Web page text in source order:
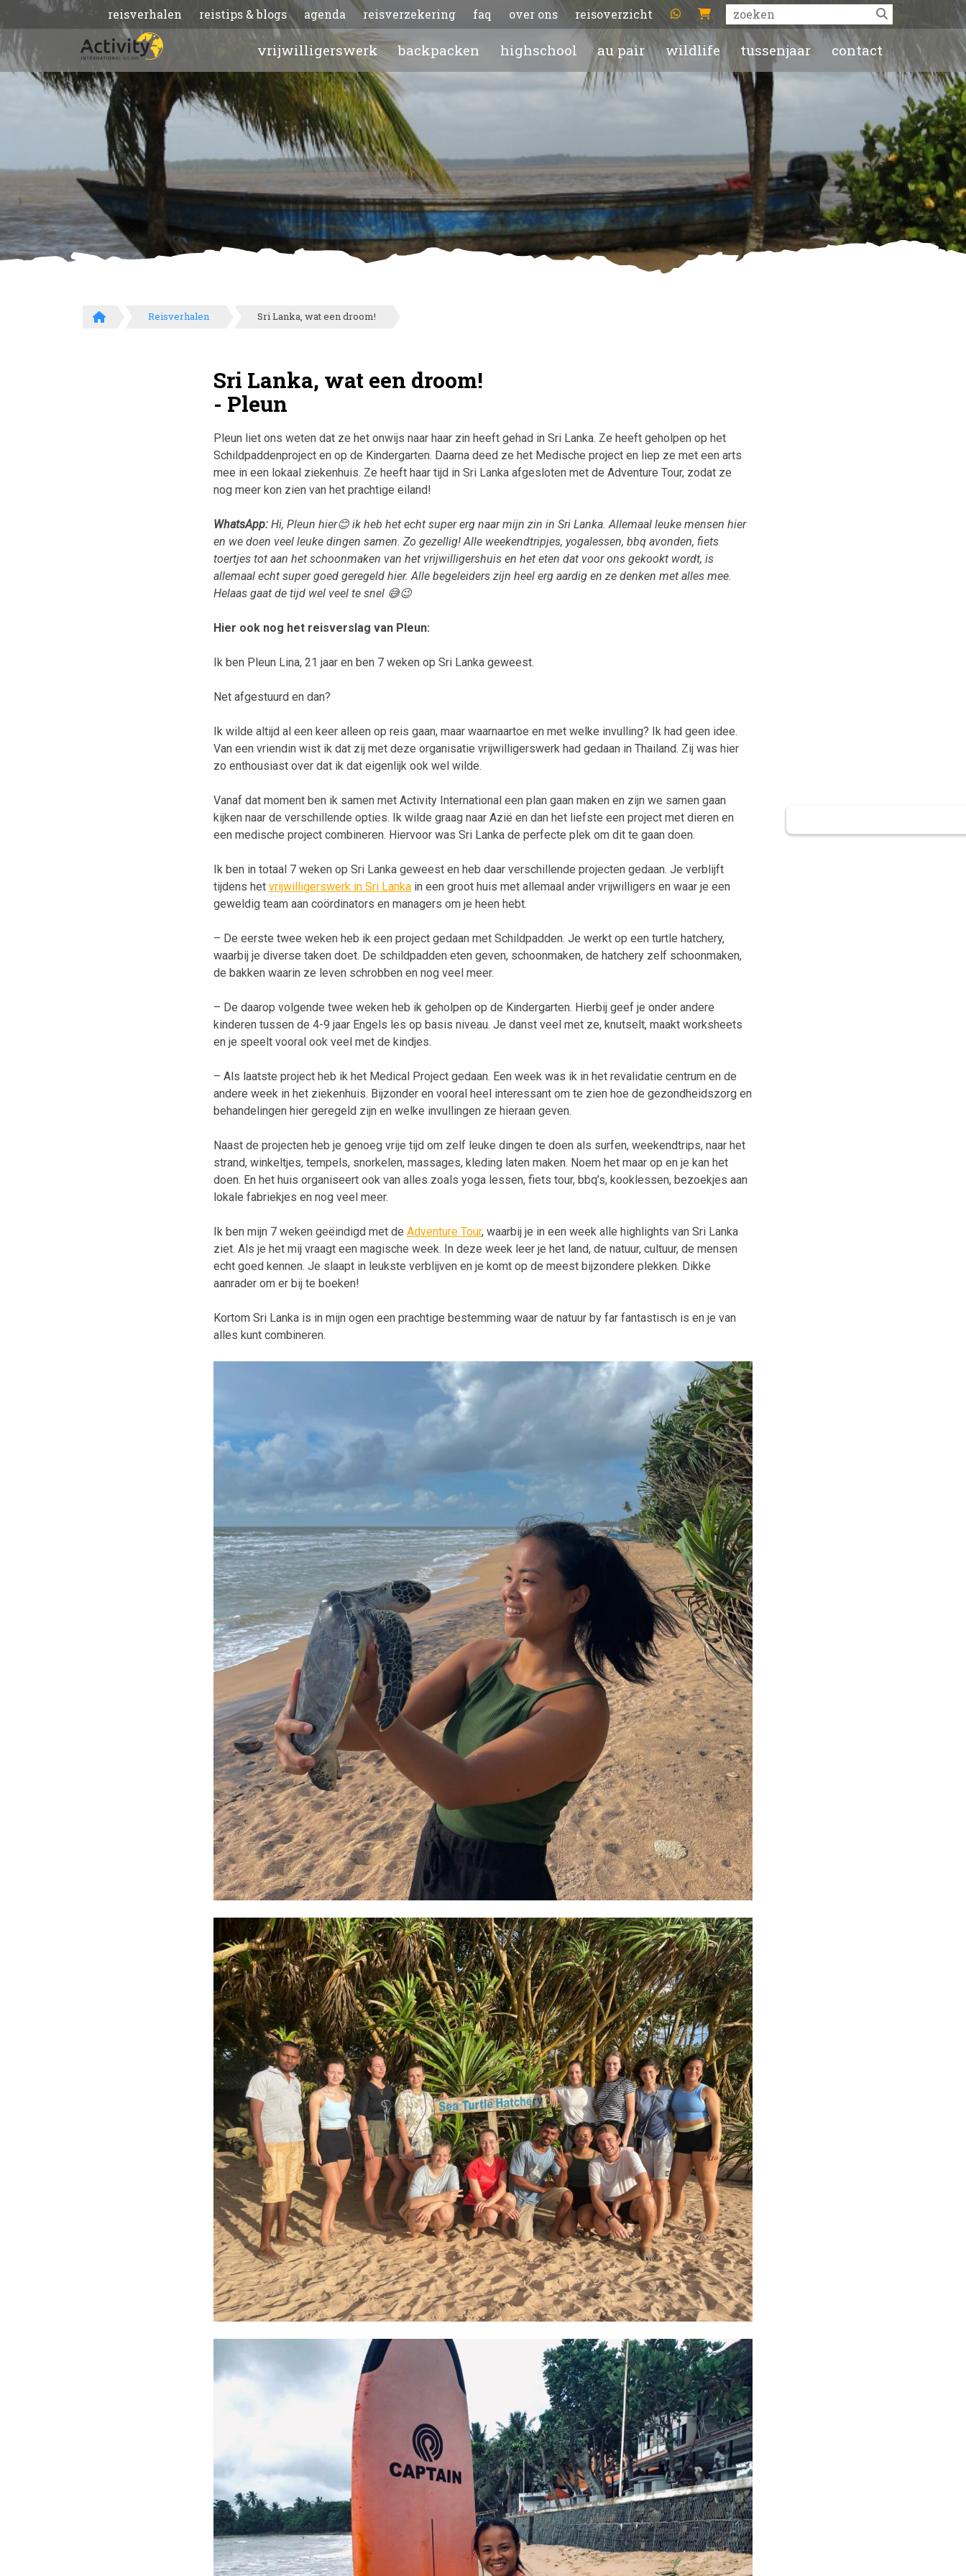
reisverhalen reistips & blogs agenda reisverzekering faq over ons reisoverzicht
vrijwilligerswerk backpacken highschool au pair wildlife tussenjaar contact
Reisverhalen Sri Lanka, wat een droom!
Sri Lanka, wat een droom!
- Pleun
Pleun liet ons weten dat ze het onwijs naar haar zin heeft gehad in Sri Lanka. Ze heeft geholpen op het
Schildpaddenproject en op de Kindergarten. Daarna deed ze het Medische project en liep ze met een arts
mee in een lokaal ziekenhuis. Ze heeft haar tijd in Sri Lanka afgesloten met de Adventure Tour, zodat ze
nog meer kon zien van het prachtige eiland!
WhatsApp: Hi, Pleun hier😊 ik heb het echt super erg naar mijn zin in Sri Lanka. Allemaal leuke mensen hier
en we doen veel leuke dingen samen. Zo gezellig! Alle weekendtripjes, yogalessen, bbq avonden, fiets
toertjes tot aan het schoonmaken van het vrijwilligershuis en het eten dat voor ons gekookt wordt, is
allemaal echt super goed geregeld hier. Alle begeleiders zijn heel erg aardig en ze denken met alles mee.
Helaas gaat de tijd wel veel te snel 😅😉
Hier ook nog het reisverslag van Pleun:
Ik ben Pleun Lina, 21 jaar en ben 7 weken op Sri Lanka geweest.
Net afgestuurd en dan?
Ik wilde altijd al een keer alleen op reis gaan, maar waarnaartoe en met welke invulling? Ik had geen idee.
Van een vriendin wist ik dat zij met deze organisatie vrijwilligerswerk had gedaan in Thailand. Zij was hier
zo enthousiast over dat ik dat eigenlijk ook wel wilde.
Vanaf dat moment ben ik samen met Activity International een plan gaan maken en zijn we samen gaan
kijken naar de verschillende opties. Ik wilde graag naar Azië en dan het liefste een project met dieren en
een medische project combineren. Hiervoor was Sri Lanka de perfecte plek om dit te gaan doen.
Ik ben in totaal 7 weken op Sri Lanka geweest en heb daar verschillende projecten gedaan. Je verblijft
tijdens het vrijwilligerswerk in Sri Lanka in een groot huis met allemaal ander vrijwilligers en waar je een
geweldig team aan coördinators en managers om je heen hebt.
– De eerste twee weken heb ik een project gedaan met Schildpadden. Je werkt op een turtle hatchery,
waarbij je diverse taken doet. De schildpadden eten geven, schoonmaken, de hatchery zelf schoonmaken,
de bakken waarin ze leven schrobben en nog veel meer.
– De daarop volgende twee weken heb ik geholpen op de Kindergarten. Hierbij geef je onder andere
kinderen tussen de 4-9 jaar Engels les op basis niveau. Je danst veel met ze, knutselt, maakt worksheets
en je speelt vooral ook veel met de kindjes.
– Als laatste project heb ik het Medical Project gedaan. Een week was ik in het revalidatie centrum en de
andere week in het ziekenhuis. Bijzonder en vooral heel interessant om te zien hoe de gezondheidszorg en
behandelingen hier geregeld zijn en welke invullingen ze hieraan geven.
Naast de projecten heb je genoeg vrije tijd om zelf leuke dingen te doen als surfen, weekendtrips, naar het
strand, winkeltjes, tempels, snorkelen, massages, kleding laten maken. Noem het maar op en je kan het
doen. En het huis organiseert ook van alles zoals yoga lessen, fiets tour, bbq’s, kooklessen, bezoekjes aan
lokale fabriekjes en nog veel meer.
Ik ben mijn 7 weken geëindigd met de Adventure Tour, waarbij je in een week alle highlights van Sri Lanka
ziet. Als je het mij vraagt een magische week. In deze week leer je het land, de natuur, cultuur, de mensen
echt goed kennen. Je slaapt in leukste verblijven en je komt op de meest bijzondere plekken. Dikke
aanrader om er bij te boeken!
Kortom Sri Lanka is in mijn ogen een prachtige bestemming waar de natuur by far fantastisch is en je van
alles kunt combineren.